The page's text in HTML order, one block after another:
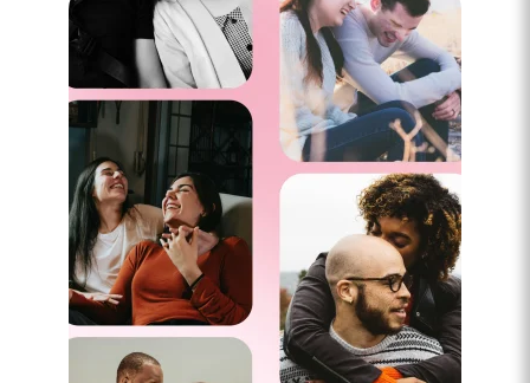
Comment réussir son premier dîner à la
maison ?